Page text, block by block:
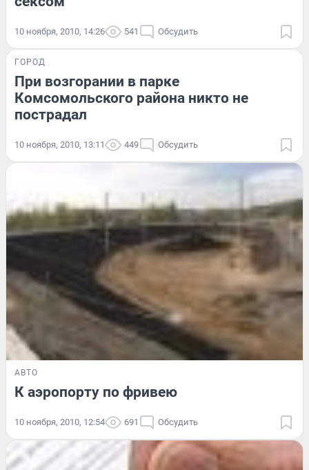
10 ноября, 2010, 14:26 541 Обсудить
ГОРОД
При возгорании в парке
Комсомольского района никто не
пострадал
10 ноября, 2010, 13:11 449 Обсудить
АВТО
К аэропорту по фривею
10 ноября, 2010, 12:54 691 Обсудить